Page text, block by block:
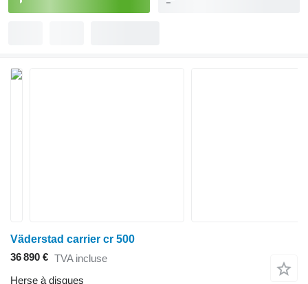
Väderstad carrier cr 500
36 890 € TVA incluse
Herse à disques